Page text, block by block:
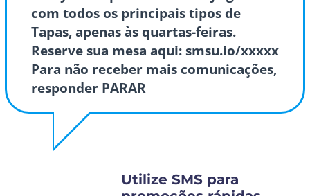
com todos os principais tipos de
Tapas, apenas às quartas-feiras.
Reserve sua mesa aqui: smsu.io/xxxxx
Para não receber mais comunicações,
responder PARAR
Utilize SMS para